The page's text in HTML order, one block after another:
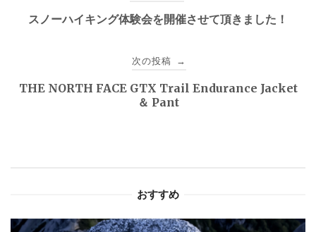
ン
スノーハイキング体験会を開催させて頂きました！
次の投稿 →
THE NORTH FACE GTX Trail Endurance Jacket
＆ Pant
おすすめ